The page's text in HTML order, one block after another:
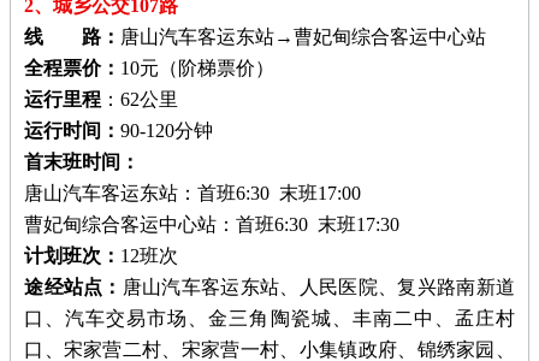
2、城乡公交107路
线 路： 唐山汽车客运东站→曹妃甸综合客运中心站
全程票价： 10元（阶梯票价）
运行里程 ：62公里
运行时间：90-120分钟
首末班时间：
唐山汽车客运东站：首班6:30 末班17:00
曹妃甸综合客运中心站：首班6:30 末班17:30
计划班次： 12班次
途经站点： 唐山汽车客运东站、人民医院、复兴路南新道
口、汽车交易市场、金三角陶瓷城、丰南二中、孟庄村
口、宋家营二村、宋家营一村、小集镇政府、锦绣家园、